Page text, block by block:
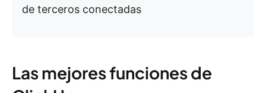
de terceros conectadas
Las mejores funciones de